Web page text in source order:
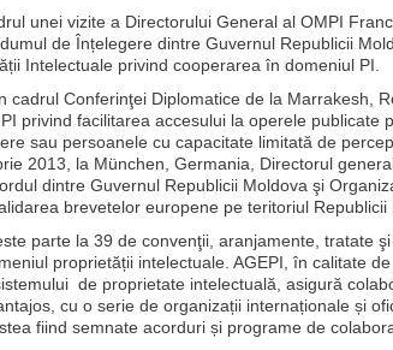
unei vizite a Directorului General al OMPI
de Înțelegere dintre Guvernul Republicii
Intelectuale privind cooperarea în domeniul PI.
cadrul Conferinţei Diplomatice de la Marrakesh,
privind facilitarea accesului la operele publicate
sau persoanele cu capacitate limitată de
2013, la München, Germania, Directorul
dintre Guvernul Republicii Moldova şi
brevetelor europene pe teritoriul Republicii
parte la 39 de convenţii, aranjamente, tratate
proprietății intelectuale. AGEPI, în calitate
de proprietate intelectuală, asigură
cu o serie de organizații internaționale și
fiind semnate acorduri și programe de